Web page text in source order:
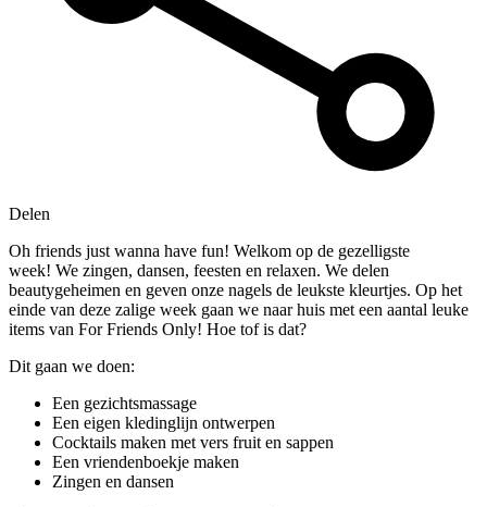
Delen
Oh friends just wanna have fun! Welkom op de gezelligste
week! We zingen, dansen, feesten en relaxen. We delen
beautygeheimen en geven onze nagels de leukste kleurtjes. Op het
einde van deze zalige week gaan we naar huis met een aantal leuke
items van For Friends Only! Hoe tof is dat?
Dit gaan we doen:
Een gezichtsmassage
Een eigen kledinglijn ontwerpen
Cocktails maken met vers fruit en sappen
Een vriendenboekje maken
Zingen en dansen